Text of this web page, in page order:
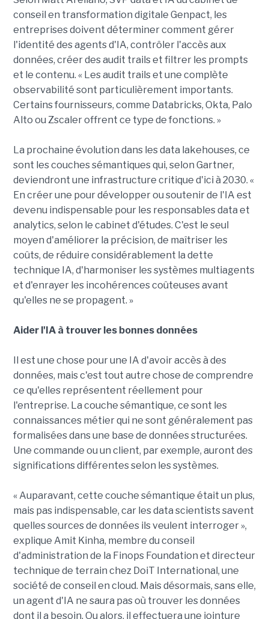
conseil en transformation digitale Genpact, les
entreprises doivent déterminer comment gérer
l'identité des agents d'IA, contrôler l'accès aux
données, créer des audit trails et filtrer les prompts
et le contenu. « Les audit trails et une complète
observabilité sont particulièrement importants.
Certains fournisseurs, comme Databricks, Okta, Palo
Alto ou Zscaler offrent ce type de fonctions. »
La prochaine évolution dans les data lakehouses, ce
sont les couches sémantiques qui, selon Gartner,
deviendront une infrastructure critique d'ici à 2030. «
En créer une pour développer ou soutenir de l'IA est
devenu indispensable pour les responsables data et
analytics, selon le cabinet d'études. C'est le seul
moyen d'améliorer la précision, de maîtriser les
coûts, de réduire considérablement la dette
technique IA, d'harmoniser les systèmes multiagents
et d'enrayer les incohérences coûteuses avant
qu'elles ne se propagent. »
Aider l'IA à trouver les bonnes données
Il est une chose pour une IA d'avoir accès à des
données, mais c'est tout autre chose de comprendre
ce qu'elles représentent réellement pour
l'entreprise. La couche sémantique, ce sont les
connaissances métier qui ne sont généralement pas
formalisées dans une base de données structurées.
Une commande ou un client, par exemple, auront des
significations différentes selon les systèmes.
« Auparavant, cette couche sémantique était un plus,
mais pas indispensable, car les data scientists savent
quelles sources de données ils veulent interroger »,
explique Amit Kinha, membre du conseil
d'administration de la Finops Foundation et directeur
technique de terrain chez DoiT International, une
société de conseil en cloud. Mais désormais, sans elle,
un agent d'IA ne saura pas où trouver les données
dont il a besoin. Ou alors, il effectuera une jointure